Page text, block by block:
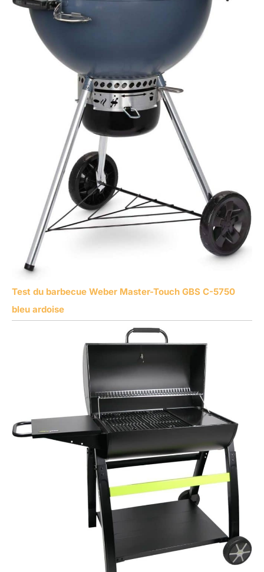
Test du barbecue Weber Master-Touch GBS C-5750
bleu ardoise